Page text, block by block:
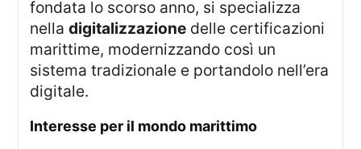
fondata lo scorso anno, si specializza
nelladigitalizzazione delle certificazioni
marittime, modernizzando così un
sistema tradizionale e portandolo nell’era
digitale.
interesse per il mondo marittimo